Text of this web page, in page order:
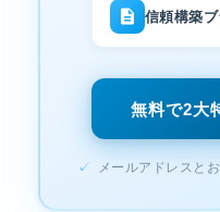
信頼構築
無料で2大
✓ メールアドレスと